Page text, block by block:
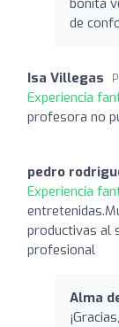
de
Isa Villegas
Experiencia
profesora no
pedro
Experiencia
productivas al
profesional
Alma